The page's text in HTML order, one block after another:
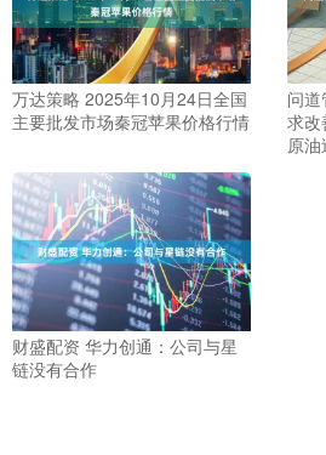
万达策略 2025年10月24日全国
主要批发市场秦冠苹果价格行情
问
求改
原
财盛配资 华力创通：公司与星
链没有合作